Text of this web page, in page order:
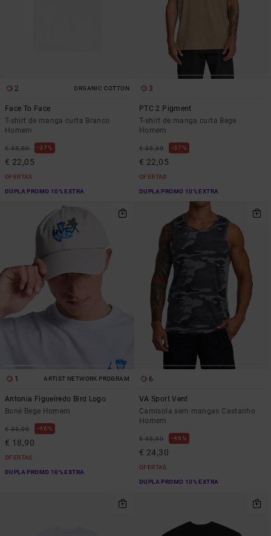
2 ORGANIC COTTON
Face To Face
T-shirt de manga curta Branco
Homem
€ 35,00 37%
€ 22,05
OFERTAS
DUPLA PROMO 10% EXTRA
3
PTC 2 Pigment
T-shirt de manga curta Bege
Homem
€ 35,00 37%
€ 22,05
OFERTAS
DUPLA PROMO 10% EXTRA
1 ARTIST NETWORK PROGRAM
Antonia Figueiredo Bird Logo
Boné Bege Homem
€ 35,00 46%
€ 18,90
OFERTAS
DUPLA PROMO 10% EXTRA
6
VA Sport Vent
Camisola sem mangas Castanho
Homem
€ 45,00 46%
€ 24,30
OFERTAS
DUPLA PROMO 10% EXTRA